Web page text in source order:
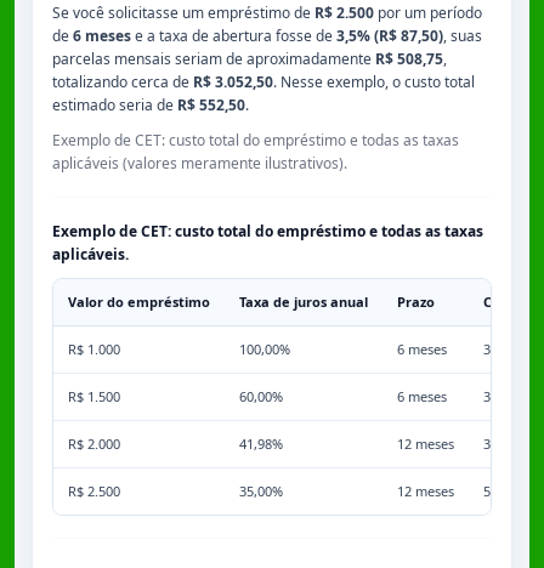
Se você solicitasse um empréstimo de R$ 2.500 por um período
de6 mesese a taxa de abertura fosse de3,5% (R$ 87,50), suas
parcelas mensais seriam de aproximadamente R$ 508,75,
totalizando cerca de R$ 3.052,50. Nesse exemplo, o custo total
estimado seria de R$ 552,50.
Exemplo de CET: custo total do empréstimo e todas as taxas
aplicáveis (valores meramente ilustrativos).
Exemplo de CET: custo total do empréstimo e todas as taxas
aplicáveis.
Valor do empréstimo Taxa de juros anual Prazo
R$ 1.000 100,00% 6 meses 3,50%
R$ 1.500 60,00% 6 meses 3,50%
R$ 2.000 41,98% 12 meses 3,50%
R$ 2.500 35,00% 12 meses 5,00%